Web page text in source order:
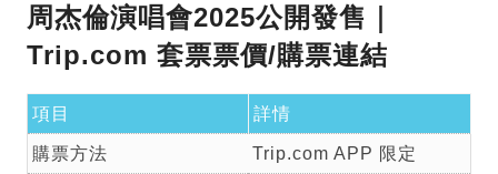
周杰倫演唱會2025公開發售｜
Trip.com 套票票價/購票連結
項目 詳情
購票方法 Trip.com APP 限定